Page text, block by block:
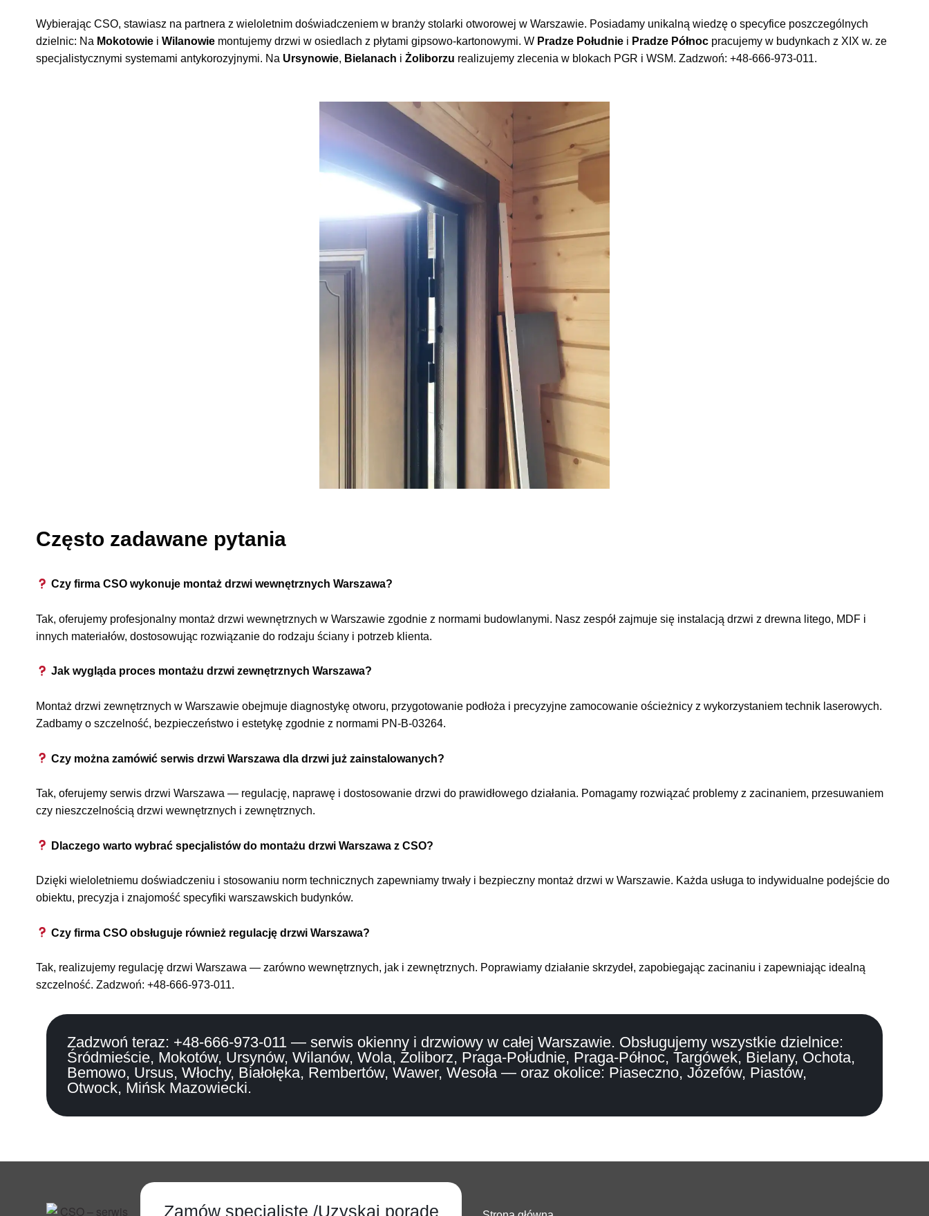
Wybierając CSO, stawiasz na partnera z wieloletnim doświadczeniem w branży stolarki otworowej w Warszawie. Posiadamy unikalną wiedzę o specyfice poszczególnych
dzielnic: Na Mokotowie i Wilanowie montujemy drzwi w osiedlach z płytami gipsowo-kartonowymi. W Pradze Południe i Pradze Północ pracujemy w budynkach z XIX w. ze
specjalistycznymi systemami antykorozyjnymi. Na Ursynowie, Bielanach i Żoliborzu realizujemy zlecenia w blokach PGR i WSM. Zadzwoń: +48-666-973-011.
Często zadawane pytania
Czy firma CSO wykonuje montaż drzwi wewnętrznych Warszawa?
Tak, oferujemy profesjonalny montaż drzwi wewnętrznych w Warszawie zgodnie z normami budowlanymi. Nasz zespół zajmuje się instalacją drzwi z drewna litego, MDF i
innych materiałów, dostosowując rozwiązanie do rodzaju ściany i potrzeb klienta.
Jak wygląda proces montażu drzwi zewnętrznych Warszawa?
Montaż drzwi zewnętrznych w Warszawie obejmuje diagnostykę otworu, przygotowanie podłoża i precyzyjne zamocowanie ościeżnicy z wykorzystaniem technik laserowych.
Zadbamy o szczelność, bezpieczeństwo i estetykę zgodnie z normami PN-B-03264.
Czy można zamówić serwis drzwi Warszawa dla drzwi już zainstalowanych?
Tak, oferujemy serwis drzwi Warszawa — regulację, naprawę i dostosowanie drzwi do prawidłowego działania. Pomagamy rozwiązać problemy z zacinaniem, przesuwaniem
czy nieszczelnością drzwi wewnętrznych i zewnętrznych.
Dlaczego warto wybrać specjalistów do montażu drzwi Warszawa z CSO?
Dzięki wieloletniemu doświadczeniu i stosowaniu norm technicznych zapewniamy trwały i bezpieczny montaż drzwi w Warszawie. Każda usługa to indywidualne podejście do
obiektu, precyzja i znajomość specyfiki warszawskich budynków.
Czy firma CSO obsługuje również regulację drzwi Warszawa?
Tak, realizujemy regulację drzwi Warszawa — zarówno wewnętrznych, jak i zewnętrznych. Poprawiamy działanie skrzydeł, zapobiegając zacinaniu i zapewniając idealną
szczelność. Zadzwoń: +48-666-973-011.
Zadzwoń teraz: +48-666-973-011 — serwis okienny i drzwiowy w całej Warszawie. Obsługujemy wszystkie dzielnice:
Śródmieście, Mokotów, Ursynów, Wilanów, Wola, Żoliborz, Praga-Południe, Praga-Północ, Targówek, Bielany, Ochota,
Bemowo, Ursus, Włochy, Białołęka, Rembertów, Wawer, Wesoła — oraz okolice: Piaseczno, Józefów, Piastów,
Otwock, Mińsk Mazowiecki.
Zamów specjalistę /Uzyskaj poradę